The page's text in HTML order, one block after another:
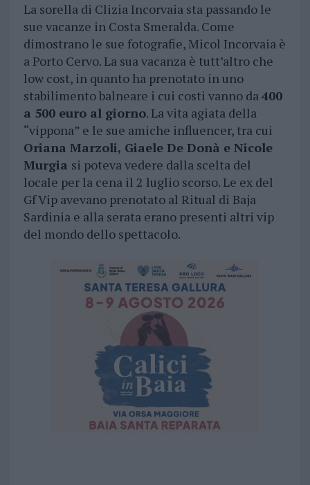
La sorella di Clizia Incorvaia sta passando le
sue vacanze in Costa Smeralda. Come
dimostrano le sue fotografie, Micol Incorvaia è
a Porto Cervo. La sua vacanza è tutt’altro che
low cost, in quanto ha prenotato in uno
stabilimento balneare i cui costi vanno da400
a 500 euro al giorno. La vita agiata della
“vippona” e le sue amiche influencer, tra cui
Oriana Marzoli, Giaele De Donà e Nicole
Murgia si poteva vedere dalla scelta del
locale per la cena il 2 luglio scorso. Le ex del
Gf Vip avevano prenotato al Ritual di Baja
Sardinia e alla serata erano presenti altri vip
del mondo dello spettacolo.